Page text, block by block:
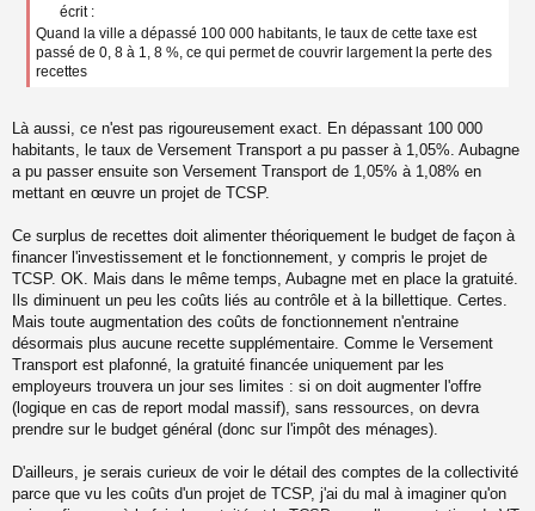
écrit :
Quand la ville a dépassé 100 000 habitants, le taux de cette taxe est
passé de 0, 8 à 1, 8 %, ce qui permet de couvrir largement la perte des
recettes
Là aussi, ce n'est pas rigoureusement exact. En dépassant 100 000
habitants, le taux de Versement Transport a pu passer à 1,05%. Aubagne
a pu passer ensuite son Versement Transport de 1,05% à 1,08% en
mettant en œuvre un projet de TCSP.
Ce surplus de recettes doit alimenter théoriquement le budget de façon à
financer l'investissement et le fonctionnement, y compris le projet de
TCSP. OK. Mais dans le même temps, Aubagne met en place la gratuité.
Ils diminuent un peu les coûts liés au contrôle et à la billettique. Certes.
Mais toute augmentation des coûts de fonctionnement n'entraine
désormais plus aucune recette supplémentaire. Comme le Versement
Transport est plafonné, la gratuité financée uniquement par les
employeurs trouvera un jour ses limites : si on doit augmenter l'offre
(logique en cas de report modal massif), sans ressources, on devra
prendre sur le budget général (donc sur l'impôt des ménages).
D'ailleurs, je serais curieux de voir le détail des comptes de la collectivité
parce que vu les coûts d'un projet de TCSP, j'ai du mal à imaginer qu'on